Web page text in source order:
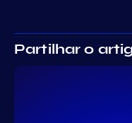
Partilhar o